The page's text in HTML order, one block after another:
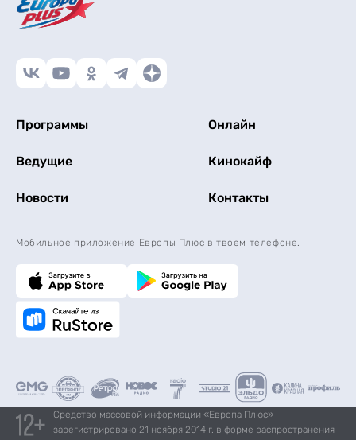
Программы Онлайн
Ведущие Кинокайф
Новости Контакты
Мобильное приложение Европы Плюс в твоем телефоне.
Средство массовой информации «Европа Плюс»
зарегистрировано 21 ноября 2014 г. в форме распространения